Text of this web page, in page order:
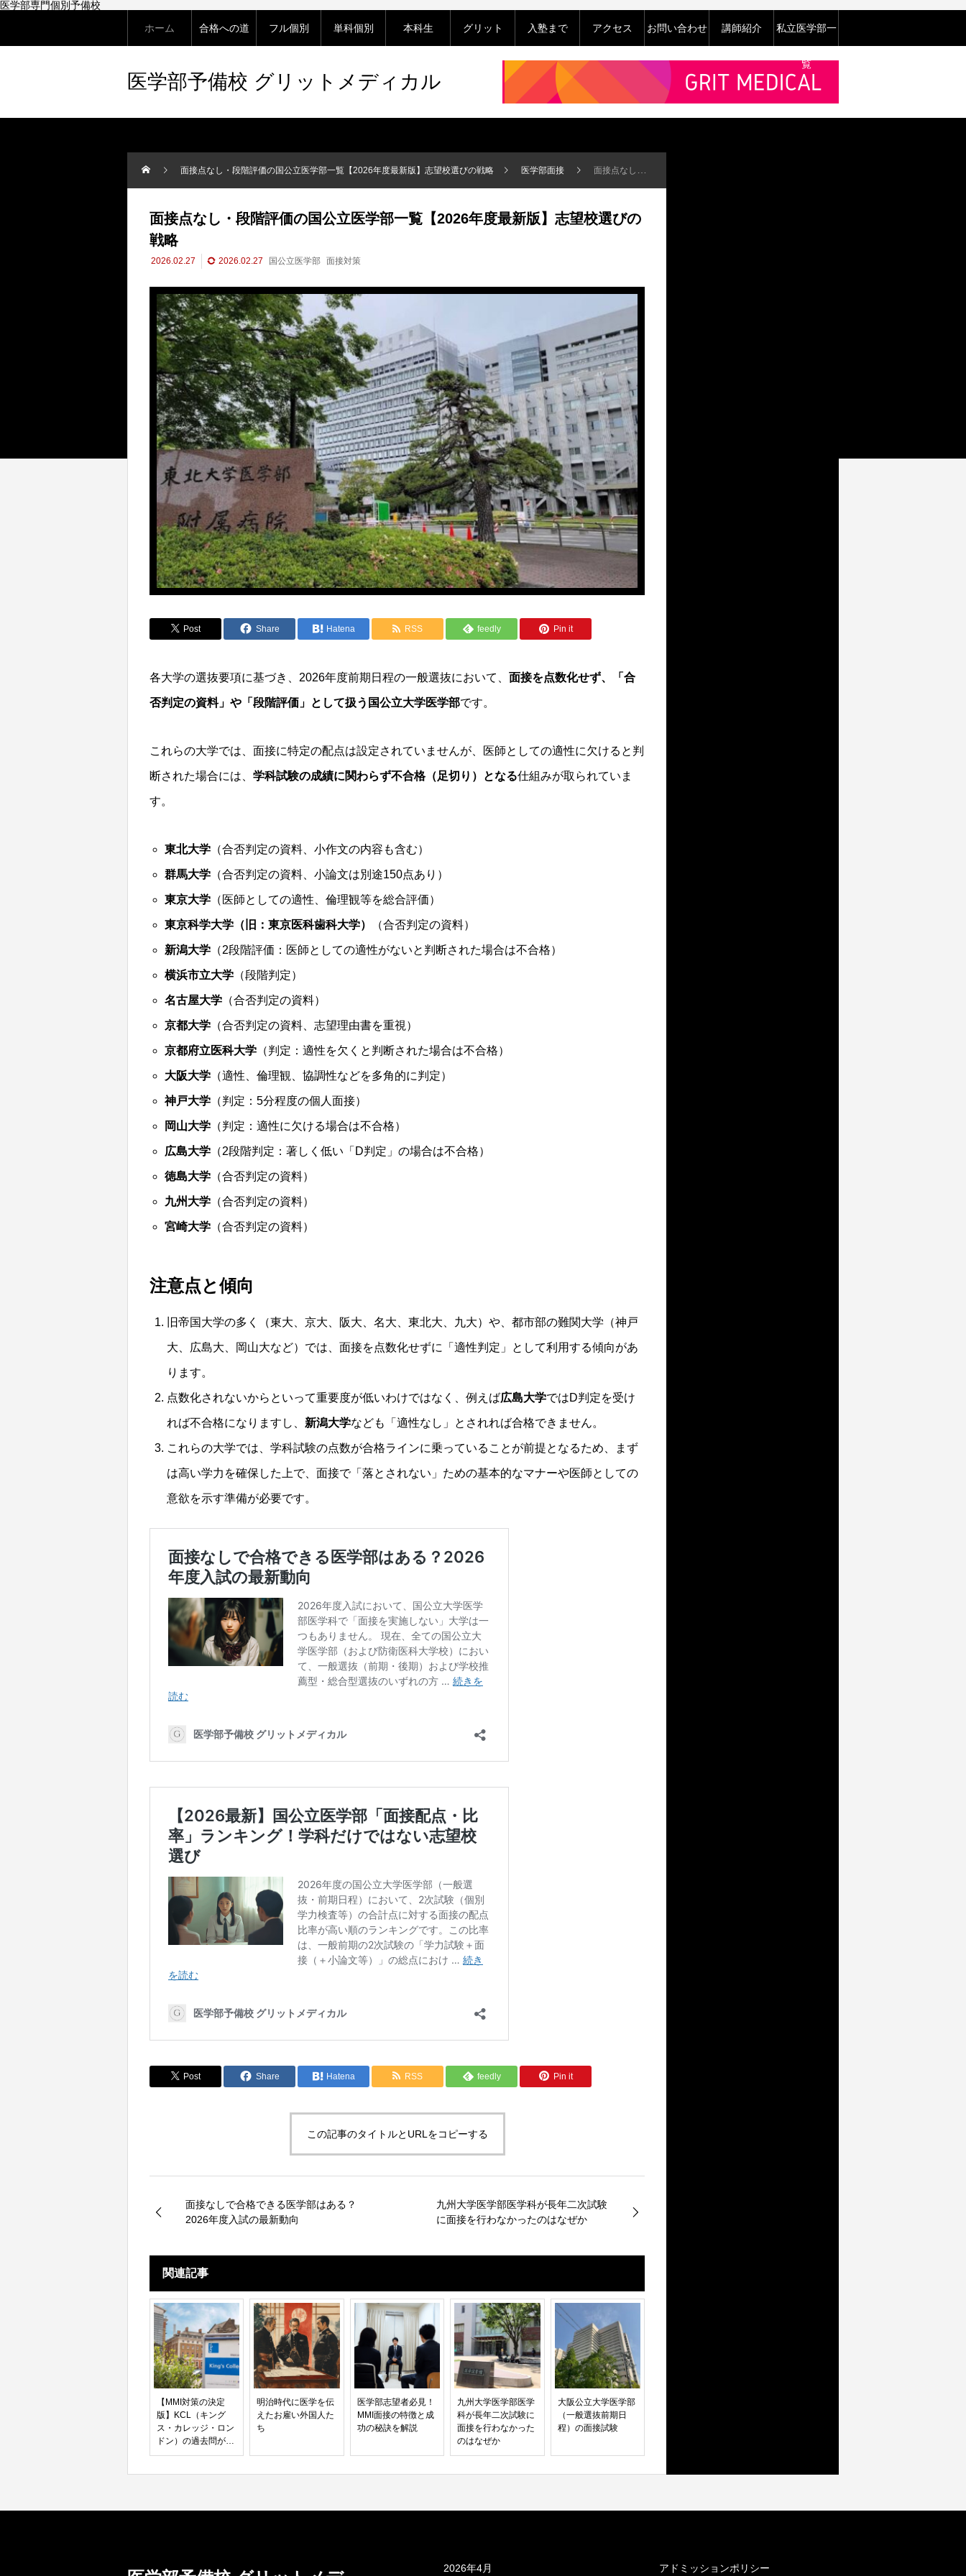
医学部専門個別予備校
ホーム
合格への道 フル個別 単科個別 本科生 グリット 入塾まで アクセス お問い合わせ 講師紹介 私立医学部一
覧
医学部予備校 グリットメディカル
面接点なし・段階評価の国公立医学部一覧【2026年度最新版】志望校選びの戦略 医学部面接 面接点なし・段階評価の国公立医学部一覧【2026年度最新版】志望校選びの戦略
面接点なし・段階評価の国公立医学部一覧【2026年度最新版】志望校選びの
戦略
2026.02.27 2026.02.27 国公立医学部 面接対策
Post Share Hatena RSS feedly Pin it
各大学の選抜要項に基づき、2026年度前期日程の一般選抜において、 面接を点数化せず、「合
否判定の資料」や「段階評価」として扱う国公立大学医学部です。
これらの大学では、面接に特定の配点は設定されていませんが、医師としての適性に欠けると判
断された場合には、 学科試験の成績に関わらず不合格（足切り）となる仕組みが取られていま
す。
東北大学（合否判定の資料、小作文の内容も含む）
群馬大学（合否判定の資料、小論文は別途150点あり）
東京大学（医師としての適性、倫理観等を総合評価）
東京科学大学（旧：東京医科歯科大学） （合否判定の資料）
新潟大学（2段階評価：医師としての適性がないと判断された場合は不合格）
横浜市立大学（段階判定）
名古屋大学（合否判定の資料）
京都大学（合否判定の資料、志望理由書を重視）
京都府立医科大学（判定：適性を欠くと判断された場合は不合格）
大阪大学（適性、倫理観、協調性などを多角的に判定）
神戸大学（判定：5分程度の個人面接）
岡山大学（判定：適性に欠ける場合は不合格）
広島大学（2段階判定：著しく低い「D判定」の場合は不合格）
徳島大学（合否判定の資料）
九州大学（合否判定の資料）
宮崎大学（合否判定の資料）
注意点と傾向
旧帝国大学の多く（東大、京大、阪大、名大、東北大、九大）や、都市部の難関大学（神戸
大、広島大、岡山大など）では、面接を点数化せずに「適性判定」として利用する傾向があ
ります。
点数化されないからといって重要度が低いわけではなく、例えば広島大学ではD判定を受け
れば不合格になりますし、 新潟大学なども「適性なし」とされれば合格できません。
これらの大学では、学科試験の点数が合格ラインに乗っていることが前提となるため、まず
は高い学力を確保した上で、面接で「落とされない」ための基本的なマナーや医師としての
意欲を示す準備が必要です。
Post Share Hatena RSS feedly Pin it
この記事のタイトルとURLをコピーする
面接なしで合格できる医学部はある？
2026年度入試の最新動向
九州大学医学部医学科が長年二次試験
に面接を行わなかったのはなぜか
関連記事
【MMI対策の決定
版】KCL（キング
ス・カレッジ・ロン
ドン）の過去問が日
本の医学部合格に効
明治時代に医学を伝
えたお雇い外国人た
ち
医学部志望者必見！
MMI面接の特徴と成
功の秘訣を解説
九州大学医学部医学
科が長年二次試験に
面接を行わなかった
のはなぜか
大阪公立大学医学部
（一般選抜前期日
程）の面接試験
2026年4月
アドミッションポリシー